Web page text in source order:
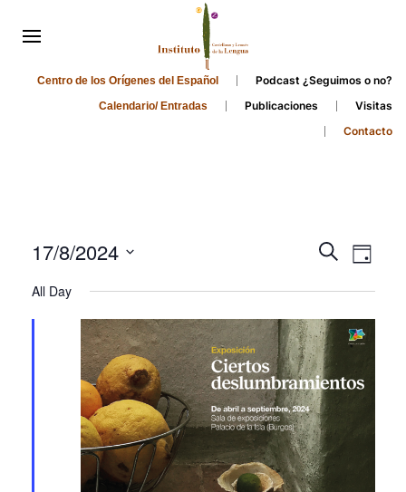
Centro de los Orígenes del Español Podcast ¿Seguimos o no?
Calendario/ Entradas Publicaciones
Visitas
Contacto
Events
and
Views
Search
Day
17/8/2024
date.
All Day